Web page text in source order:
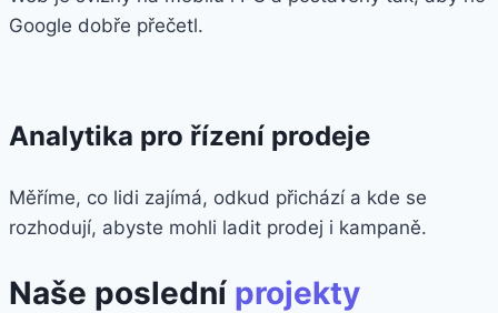
Google dobře přečetl.
Analytika pro řízení prodeje
Měříme, co lidi zajímá, odkud přichází a kde se
rozhodují, abyste mohli ladit prodej i kampaně.
Naše poslední projekty